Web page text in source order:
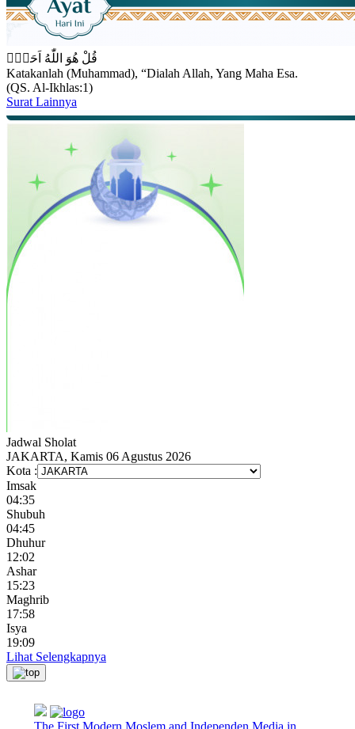
قُلْ هُوَ اللّٰهُ اَحَدٌۚ
Katakanlah (Muhammad), “Dialah Allah, Yang Maha Esa.
(QS. Al-Ikhlas:1)
Surat Lainnya
Jadwal Sholat
JAKARTA, Kamis 06 Agustus 2026
Kota :
Imsak
04:35
Shubuh
04:45
Dhuhur
12:02
Ashar
15:23
Maghrib
17:58
Isya
19:09
Lihat Selengkapnya